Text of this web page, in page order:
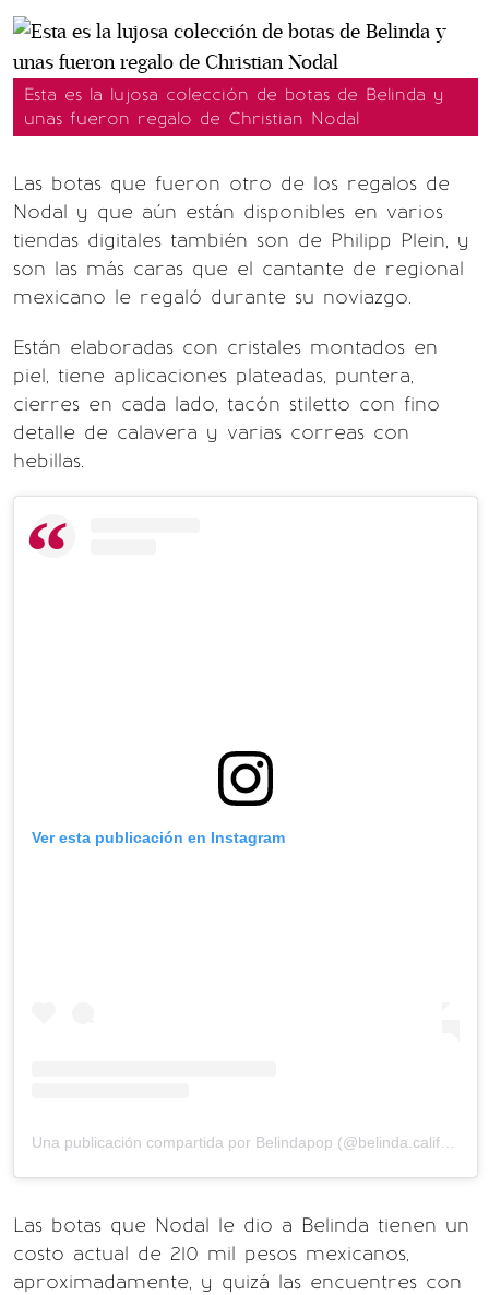
Esta es la lujosa colección de botas de Belinda y
unas fueron regalo de Christian Nodal
Las botas que fueron otro de los regalos de
Nodal y que aún están disponibles en varios
tiendas digitales también son de Philipp Plein, y
son las más caras que el cantante de regional
mexicano le regaló durante su noviazgo.
Están elaboradas con cristales montados en
piel, tiene aplicaciones plateadas, puntera,
cierres en cada lado, tacón stiletto con fino
detalle de calavera y varias correas con
hebillas.
Ver esta publicación en Instagram
Las botas que Nodal le dio a Belinda tienen un
costo actual de 210 mil pesos mexicanos,
aproximadamente, y quizá las encuentres con